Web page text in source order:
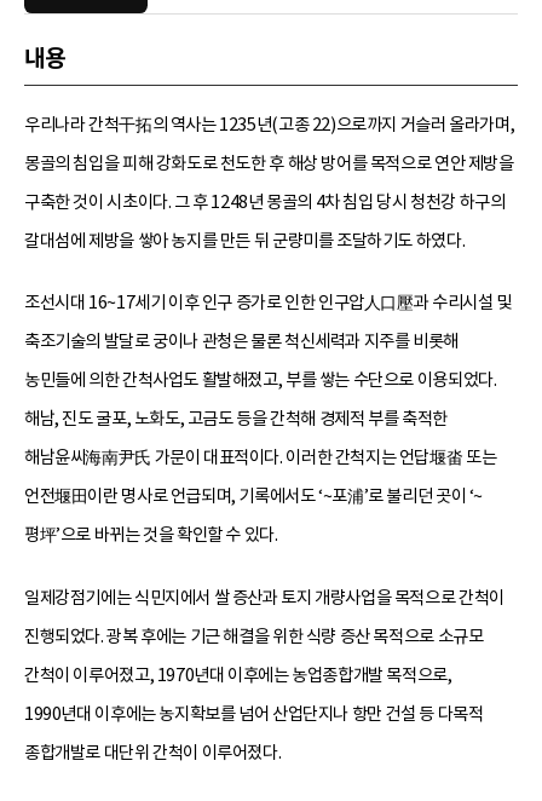
내용
우리나라 간척干拓의 역사는 1235년(고종 22)으로까지 거슬러 올라가며,
몽골의 침입을 피해 강화도로 천도한 후 해상 방어를 목적으로 연안 제방을
구축한 것이 시초이다. 그 후 1248년 몽골의 4차 침입 당시 청천강 하구의
갈대섬에 제방을 쌓아 농지를 만든 뒤 군량미를 조달하기도 하였다.
조선시대 16~17세기 이후 인구 증가로 인한 인구압人口壓과 수리시설 및
축조기술의 발달로 궁이나 관청은 물론 척신세력과 지주를 비롯해
농민들에 의한 간척사업도 활발해졌고, 부를 쌓는 수단으로 이용되었다.
해남, 진도 굴포, 노화도, 고금도 등을 간척해 경제적 부를 축적한
해남윤씨海南尹氏 가문이 대표적이다. 이러한 간척지는 언답堰畓 또는
언전堰田이란 명사로 언급되며, 기록에서도 ‘~포浦’로 불리던 곳이 ‘~
평坪’으로 바뀌는 것을 확인할 수 있다.
일제강점기에는 식민지에서 쌀 증산과 토지 개량사업을 목적으로 간척이
진행되었다. 광복 후에는 기근 해결을 위한 식량 증산 목적으로 소규모
간척이 이루어졌고, 1970년대 이후에는 농업종합개발 목적으로,
1990년대 이후에는 농지확보를 넘어 산업단지나 항만 건설 등 다목적
종합개발로 대단위 간척이 이루어졌다.